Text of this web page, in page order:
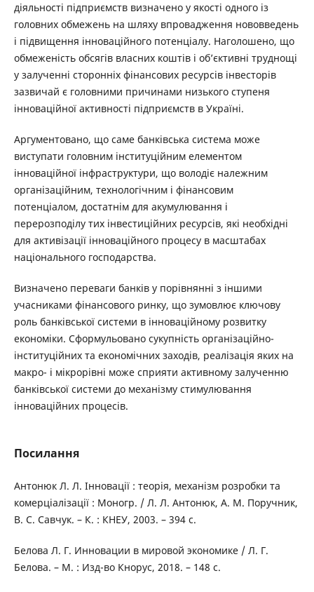
діяльності підприємств визначено у якості одного із
головних обмежень на шляху впровадження нововведень
і підвищення інноваційного потенціалу. Наголошено, що
обмеженість обсягів власних коштів і об’єктивні труднощі
у залученні сторонніх фінансових ресурсів інвесторів
зазвичай є головними причинами низького ступеня
інноваційної активності підприємств в Україні.
Аргументовано, що саме банківська система може
виступати головним інституційним елементом
інноваційної інфраструктури, що володіє належним
організаційним, технологічним і фінансовим
потенціалом, достатнім для акумулювання і
перерозподілу тих інвестиційних ресурсів, які необхідні
для активізації інноваційного процесу в масштабах
національного господарства.
Визначено переваги банків у порівнянні з іншими
учасниками фінансового ринку, що зумовлює ключову
роль банківської системи в інноваційному розвитку
економіки. Сформульовано сукупність організаційно-
інституційних та економічних заходів, реалізація яких на
макро- і мікрорівні може сприяти активному залученню
банківської системи до механізму стимулювання
інноваційних процесів.
Посилання
Антонюк Л. Л. Інновації : теорія, механізм розробки та
комерціалізації : Моногр. / Л. Л. Антонюк, А. М. Поручник,
В. С. Савчук. – К. : КНЕУ, 2003. – 394 с.
Белова Л. Г. Инновации в мировой экономике / Л. Г.
Белова. – М. : Изд-во Кнорус, 2018. – 148 с.